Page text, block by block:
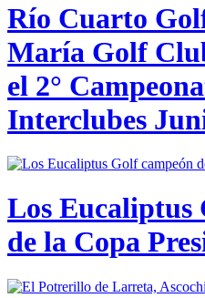
Río Cuarto
María Golf
el 2°
Interclubes
Los Eucaliptus
de la Copa